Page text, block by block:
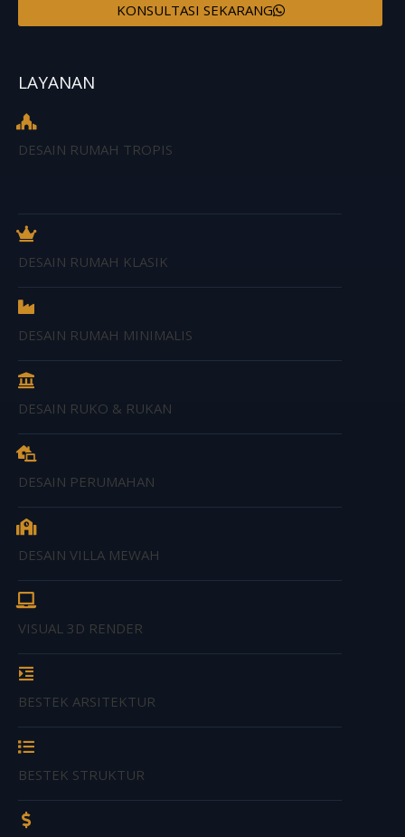
KONSULTASI SEKARANG
LAYANAN
DESAIN RUMAH TROPIS
DESAIN RUMAH KLASIK
DESAIN RUMAH MINIMALIS
DESAIN RUKO & RUKAN
DESAIN PERUMAHAN
DESAIN VILLA MEWAH
VISUAL 3D RENDER
BESTEK ARSITEKTUR
BESTEK STRUKTUR